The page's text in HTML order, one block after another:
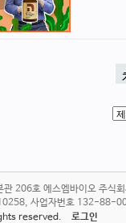
206호 에스엠바이오 주식
사업자번호 132-
reserved. 로그인